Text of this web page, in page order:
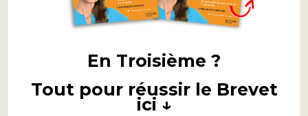
En Troisième ?
Tout pour réussir le Brevet
ici ↓